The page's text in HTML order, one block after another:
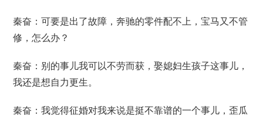
秦奋：可要是出了故障，奔驰的零件配不上，宝马又不管
修，怎么办？
秦奋：别的事儿我可以不劳而获，娶媳妇生孩子这事儿，
我还是想自力更生。
秦奋：我觉得征婚对我来说是挺不靠谱的一个事儿，歪瓜